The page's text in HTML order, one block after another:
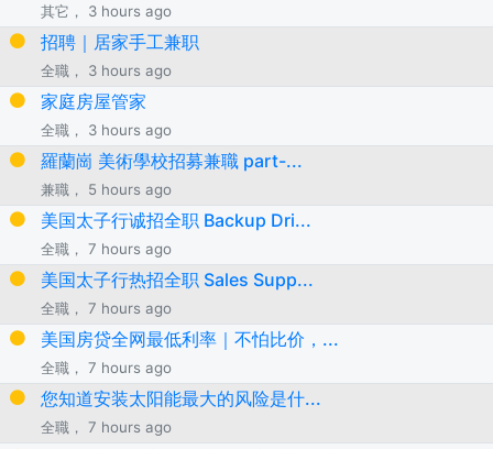
其它， 3 hours ago
招聘｜居家手工兼职
全職， 3 hours ago
家庭房屋管家
全職， 3 hours ago
羅蘭崗 美術學校招募兼職 part-...
兼職， 5 hours ago
美国太子行诚招全职 Backup Dri...
全職， 7 hours ago
美国太子行热招全职 Sales Supp...
全職， 7 hours ago
美国房贷全网最低利率｜不怕比价，...
全職， 7 hours ago
您知道安装太阳能最大的风险是什...
全職， 7 hours ago